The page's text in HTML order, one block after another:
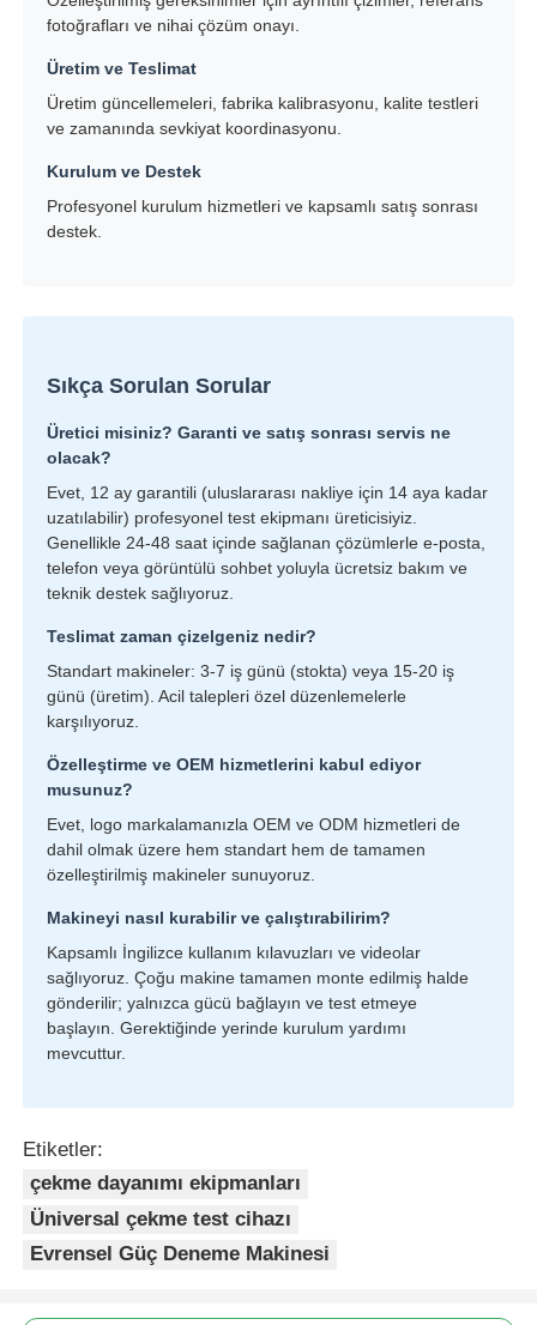
fotoğrafları ve nihai çözüm onayı.
Üretim ve Teslimat
Üretim güncellemeleri, fabrika kalibrasyonu, kalite testleri
ve zamanında sevkiyat koordinasyonu.
Kurulum ve Destek
Profesyonel kurulum hizmetleri ve kapsamlı satış sonrası
destek.
Sıkça Sorulan Sorular
Üretici misiniz? Garanti ve satış sonrası servis ne
olacak?
Evet, 12 ay garantili (uluslararası nakliye için 14 aya kadar
uzatılabilir) profesyonel test ekipmanı üreticisiyiz.
Genellikle 24-48 saat içinde sağlanan çözümlerle e-posta,
telefon veya görüntülü sohbet yoluyla ücretsiz bakım ve
teknik destek sağlıyoruz.
Teslimat zaman çizelgeniz nedir?
Standart makineler: 3-7 iş günü (stokta) veya 15-20 iş
günü (üretim). Acil talepleri özel düzenlemelerle
karşılıyoruz.
Özelleştirme ve OEM hizmetlerini kabul ediyor
musunuz?
Evet, logo markalamanızla OEM ve ODM hizmetleri de
dahil olmak üzere hem standart hem de tamamen
özelleştirilmiş makineler sunuyoruz.
Makineyi nasıl kurabilir ve çalıştırabilirim?
Kapsamlı İngilizce kullanım kılavuzları ve videolar
sağlıyoruz. Çoğu makine tamamen monte edilmiş halde
gönderilir; yalnızca gücü bağlayın ve test etmeye
başlayın. Gerektiğinde yerinde kurulum yardımı
mevcuttur.
Etiketler:
çekme dayanımı ekipmanları
Üniversal çekme test cihazı
Evrensel Güç Deneme Makinesi